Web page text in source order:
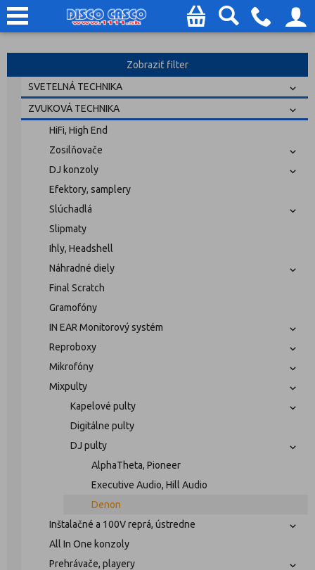
Zobraziť filter
SVETELNÁ TECHNIKA
ZVUKOVÁ TECHNIKA
HiFi, High End
Zosilňovače
DJ konzoly
Efektory, samplery
Slúchadlá
Slipmaty
Ihly, Headshell
Náhradné diely
Final Scratch
Gramofóny
IN EAR Monitorový systém
Reproboxy
Mikrofóny
Mixpulty
Kapelové pulty
Digitálne pulty
DJ pulty
AlphaTheta, Pioneer
Executive Audio, Hill Audio
Denon
Inštalačné a 100V reprá, ústredne
All In One konzoly
Prehrávače, playery